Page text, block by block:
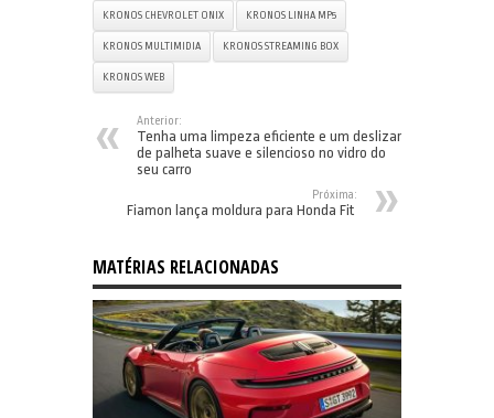
KRONOS CHEVROLET ONIX KRONOS LINHA MP5
KRONOS MULTIMIDIA KRONOS STREAMING BOX
KRONOS WEB
Anterior:
Tenha uma limpeza eficiente e um deslizar
de palheta suave e silencioso no vidro do
seu carro
Próxima:
Fiamon lança moldura para Honda Fit
MATÉRIAS RELACIONADAS